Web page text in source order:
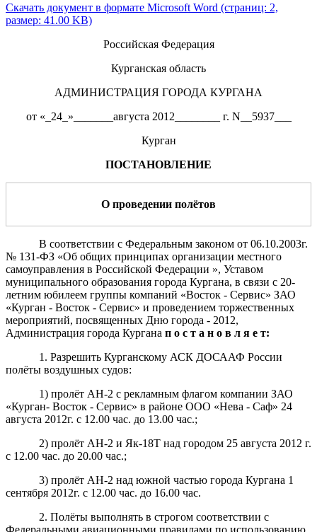
Скачать документ в формате Microsoft Word (страниц: 2,
размер: 41.00 KB)
Российская Федерация
Курганская область
АДМИНИСТРАЦИЯ ГОРОДА КУРГАНА
от «_24_»_______августа 2012________ г. N__5937___
Курган
ПОСТАНОВЛЕНИЕ
О проведении полётов
В соответствии с Федеральным законом от 06.10.2003г.
№ 131-ФЗ «Об общих принципах организации местного
самоуправления в Российской Федерации », Уставом
муниципального образования города Кургана, в связи с 20-
летним юбилеем группы компаний «Восток - Сервис» ЗАО
«Курган - Восток - Сервис» и проведением торжественных
мероприятий, посвященных Дню города - 2012,
Администрация города Кургана п о с т а н о в л я е т:
1. Разрешить Курганскому АСК ДОСААФ России
полёты воздушных судов:
1) пролёт АН-2 с рекламным флагом компании ЗАО
«Курган- Восток - Сервис» в районе ООО «Нева - Саф» 24
августа 2012г. с 12.00 час. до 13.00 час.;
2) пролёт АН-2 и Як-18Т над городом 25 августа 2012 г.
с 12.00 час. до 20.00 час.;
3) пролёт АН-2 над южной частью города Кургана 1
сентября 2012г. с 12.00 час. до 16.00 час.
2. Полёты выполнять в строгом соответствии с
Федеральными авиационными правилами по использованию